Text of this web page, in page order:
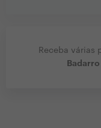
Receba várias